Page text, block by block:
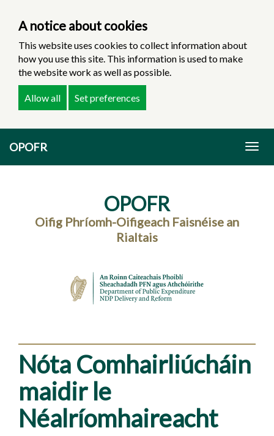
A notice about cookies
This website uses cookies to collect information about
how you use this site. This information is used to make
the website work as well as possible.
Allow all Set preferences
OPOFR
OPOFR
Oifig Phríomh-Oifigeach Faisnéise an
Rialtais
Nóta Comhairliúcháin
maidir le
Néalríomhaireacht